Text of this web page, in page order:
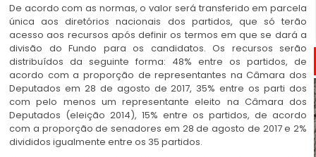
De acordo com as normas, o valor será transferido em parcela
única aos diretórios nacionais dos partidos, que só terão
acesso aos recursos após definir os termos em que se dará a
divisão do Fundo para os candidatos. Os recursos serão
distribuídos da seguinte forma: 48% entre os partidos, de
acordo com a proporção de representantes na Câmara dos
Deputados em 28 de agosto de 2017, 35% entre os parti dos
com pelo menos um representante eleito na Câmara dos
Deputados (eleição 2014), 15% entre os partidos, de acordo
com a proporção de senadores em 28 de agosto de 2017 e 2%
divididos igualmente entre os 35 partidos.